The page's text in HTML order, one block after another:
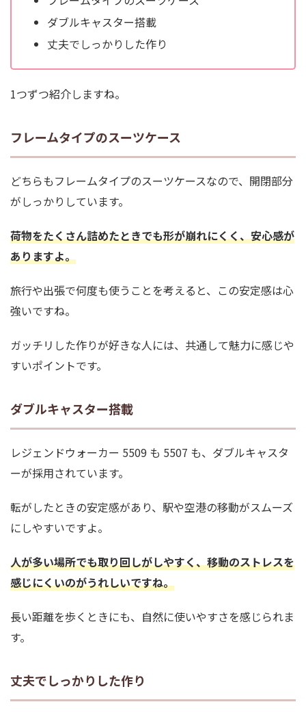
ダブルキャスター搭載
丈夫でしっかりした作り
1つずつ紹介しますね。
フレームタイプのスーツケース
どちらもフレームタイプのスーツケースなので、開閉部分
がしっかりしています。
荷物をたくさん詰めたときでも形が崩れにくく、安心感が
ありますよ。
旅行や出張で何度も使うことを考えると、この安定感は心
強いですね。
ガッチリした作りが好きな人には、共通して魅力に感じや
すいポイントです。
ダブルキャスター搭載
レジェンドウォーカー 5509 も 5507 も、ダブルキャスタ
ーが採用されています。
転がしたときの安定感があり、駅や空港の移動がスムーズ
にしやすいですよ。
人が多い場所でも取り回しがしやすく、移動のストレスを
感じにくいのがうれしいですね。
長い距離を歩くときにも、自然に使いやすさを感じられま
す。
丈夫でしっかりした作り